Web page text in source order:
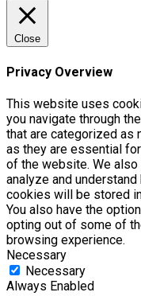
Close
Privacy Overview
This website uses
you navigate through
that are categorized as
as they are essential
of the website. We
analyze and
cookies will be stored
You also have the
opting out of some of
browsing experience.
Necessary
Necessary
Always Enabled